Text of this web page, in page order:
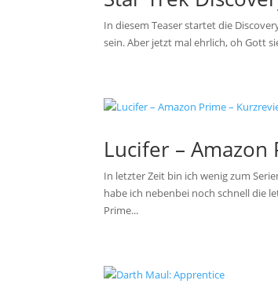
In diesem Teaser startet die
sein. Aber jetzt mal ehrlich, oh Gott
Lucifer –
In letzter Zeit bin ich wenig zum
habe ich nebenbei noch schnell die
Prime...